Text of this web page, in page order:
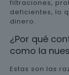
filtraciones,
deficientes, lo
dinero.
¿Por qué
como la
Estas son las